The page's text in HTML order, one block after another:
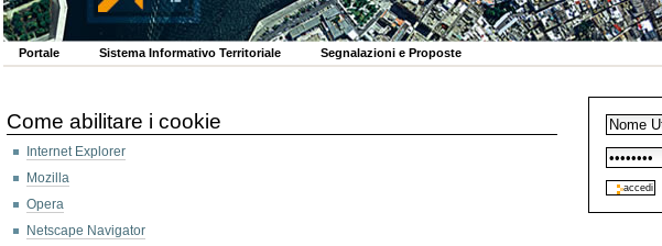
Portale Sistema Informativo Territoriale Segnalazioni e Proposte
Come abilitare i cookie
Internet Explorer
Mozilla
Opera
Netscape Navigator